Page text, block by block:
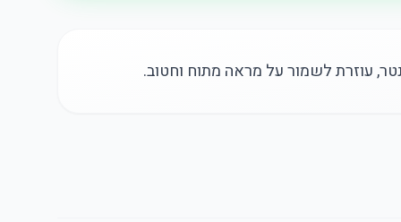
עוזרת לשמור על מראה מתוח וחטוב.